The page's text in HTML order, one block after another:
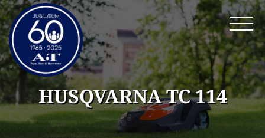
HUSQVARNA TC 114